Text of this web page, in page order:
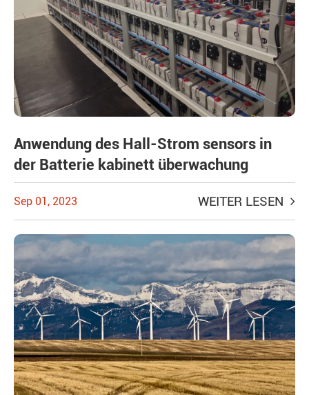
Anwendung des Hall-Strom sensors in
der Batterie kabinett überwachung
Sep 01, 2023 WEITER LESEN